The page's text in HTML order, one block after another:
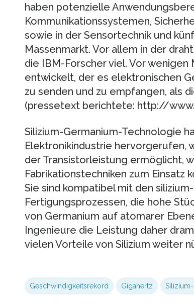
haben potenzielle
Kommunikationssystemen,
sowie in der Sensortechnik und
Massenmarkt. Vor allem in der
die IBM-Forscher viel. Vor
entwickelt, der es elektronischen
zu senden und zu empfangen, als
(pressetext berichtete: http://
Silizium-Germanium-Technologie
Elektronikindustrie hervorgerufen,
der Transistorleistung ermöglicht,
Fabrikationstechniken zum Einsatz
Sie sind kompatibel mit den
Fertigungsprozessen, die hohe
von Germanium auf atomarer
Ingenieure die Leistung daher
vielen Vorteile von Silizium weiter
Geschwindigkeitsrekord Gigahertz